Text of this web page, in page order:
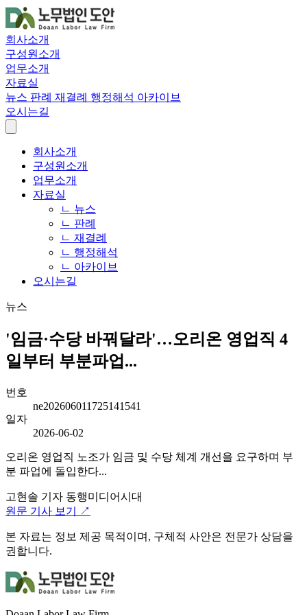
회사소개
구성원소개
업무소개
자료실
뉴스 판례 재결례 행정해석 아카이브
오시는길
회사소개
구성원소개
업무소개
자료실
ㄴ 뉴스
ㄴ 판례
ㄴ 재결례
ㄴ 행정해석
ㄴ 아카이브
오시는길
뉴스
'임금·수당 바꿔달라'…오리온 영업직 4
일부터 부분파업...
번호
ne202606011725141541
일자
2026-06-02
오리온 영업직 노조가 임금 및 수당 체계 개선을 요구하며 부
분 파업에 돌입한다...
고현솔 기자 동행미디어시대
원문 기사 보기 ↗
본 자료는 정보 제공 목적이며, 구체적 사안은 전문가 상담을
권합니다.